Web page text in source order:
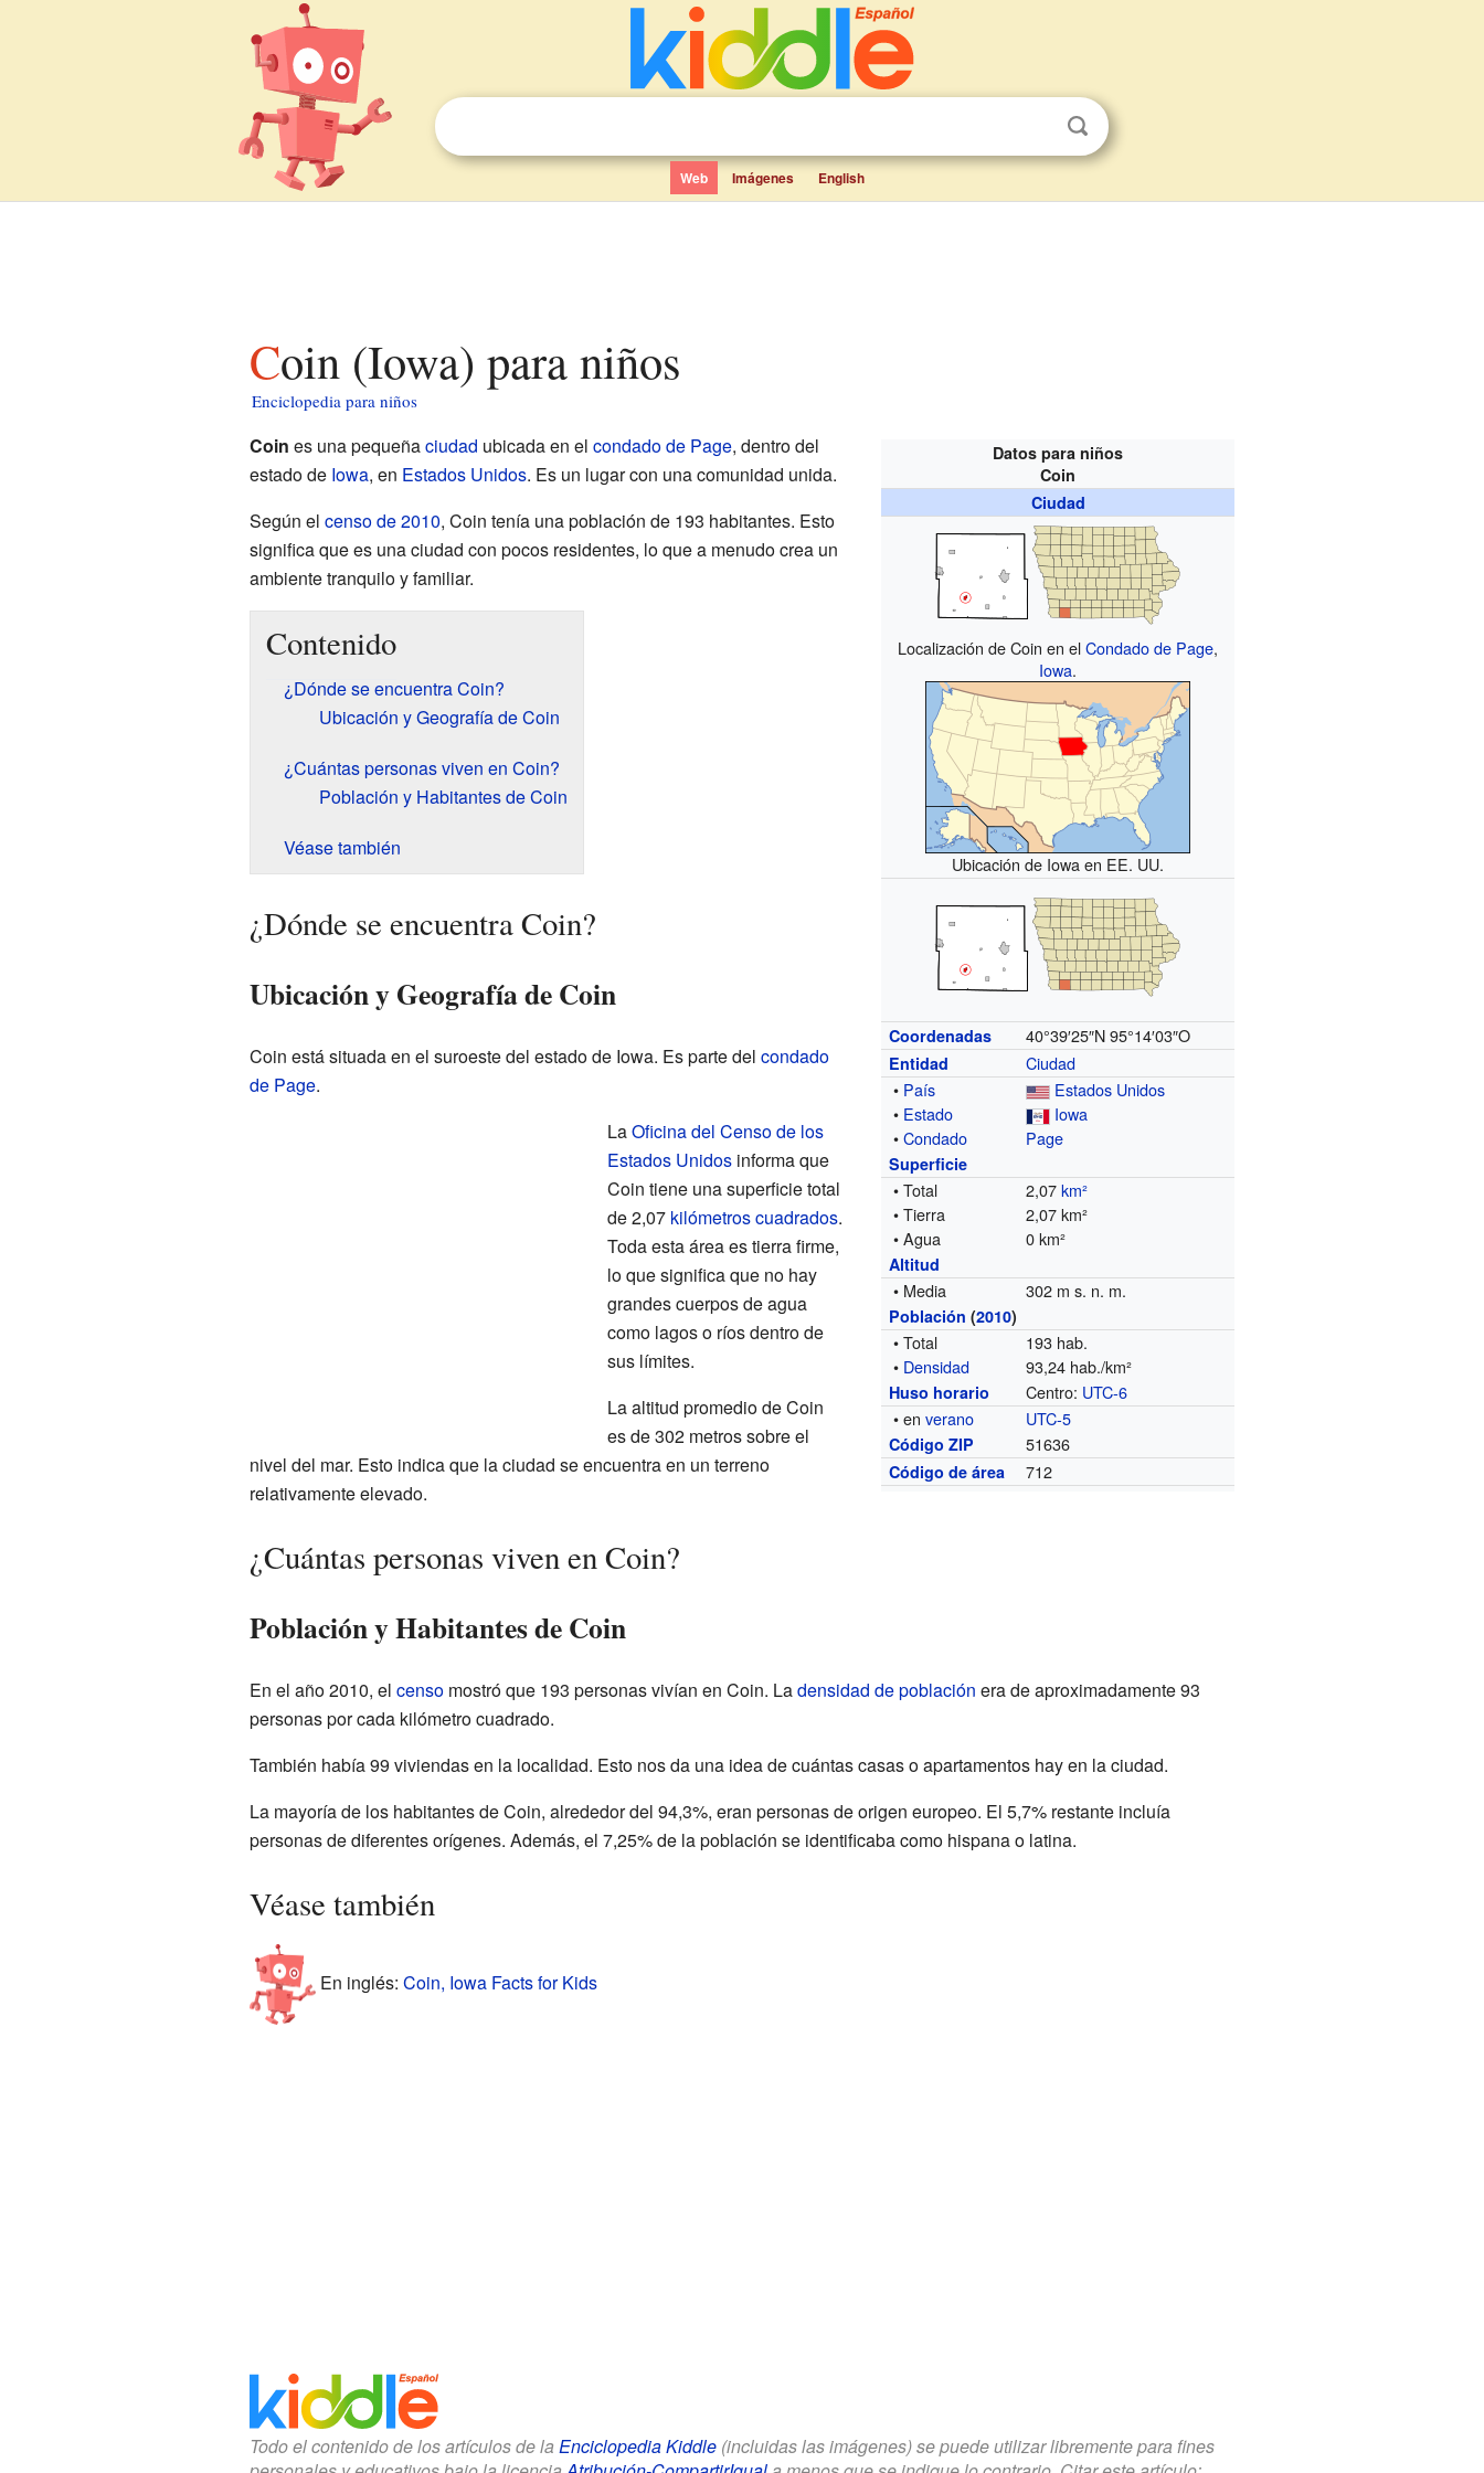
Web Imágenes English
Coin (Iowa) para niños
Enciclopedia para niños
Datos para niños
Coin
Ciudad
Localización de Coin en elCondado de Page,
Iowa.
Ubicación de Iowa en EE. UU.
Coordenadas 40°39′25″N 95°14′03″O
Entidad
Ciudad
• País
Estados Unidos
• Estado
Iowa
•Condado Page
Superficie
• Total 2,07km²
• Tierra
2,07 km²
• Agua
0 km²
Altitud
• Media 302 m s. n. m.
Población (2010)
• Total
193 hab.
• Densidad 93,24 hab./km²
Huso horario Centro: UTC-6
• enverano UTC-5
Código ZIP 51636
Código de área 712
Coin es una pequeñaciudad ubicada en el condado de Page, dentro del
estado de Iowa, en Estados Unidos. Es un lugar con una comunidad unida.
Según el censo de 2010, Coin tenía una población de 193 habitantes. Esto
significa que es una ciudad con pocos residentes, lo que a menudo crea un
ambiente tranquilo y familiar.
Contenido
¿Dónde se encuentra Coin?
Ubicación y Geografía de Coin
¿Cuántas personas viven en Coin?
Población y Habitantes de Coin
Véase también
¿Dónde se encuentra Coin?
Ubicación y Geografía de Coin
Coin está situada en el suroeste del estado de Iowa. Es parte del condado
de Page.
LaOficina del Censo de los
Estados Unidosinforma que
Coin tiene una superficie total
de 2,07 kilómetros cuadrados.
Toda esta área es tierra firme,
lo que significa que no hay
grandes cuerpos de agua
como lagos o ríos dentro de
sus límites.
La altitud promedio de Coin
es de 302 metros sobre el
nivel del mar. Esto indica que la ciudad se encuentra en un terreno
relativamente elevado.
¿Cuántas personas viven en Coin?
Población y Habitantes de Coin
En el año 2010, el censomostró que 193 personas vivían en Coin. Ladensidad de población era de aproximadamente 93
personas por cada kilómetro cuadrado.
También había 99 viviendas en la localidad. Esto nos da una idea de cuántas casas o apartamentos hay en la ciudad.
La mayoría de los habitantes de Coin, alrededor del 94,3%, eran personas de origen europeo. El 5,7% restante incluía
personas de diferentes orígenes. Además, el 7,25% de la población se identificaba como hispana o latina.
Véase también
En inglés: Coin, Iowa Facts for Kids
Todo el contenido de los artículos de la Enciclopedia Kiddle(incluidas las imágenes) se puede utilizar libremente para fines